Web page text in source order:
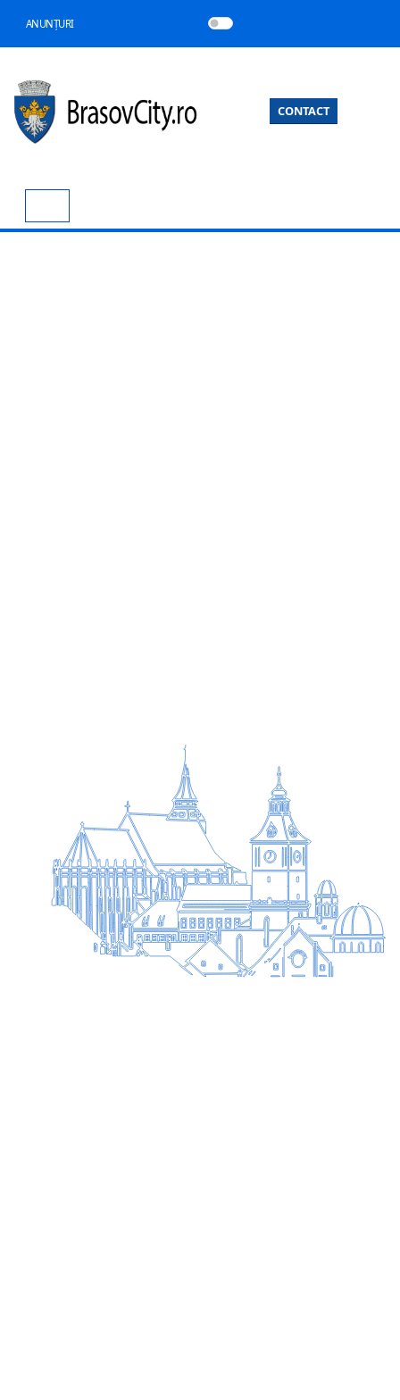
ANUNȚURI
CONTACT